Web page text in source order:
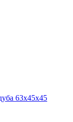
63х45х45